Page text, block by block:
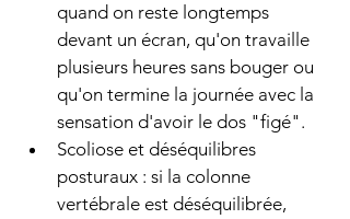
quand on reste longtemps
devant un écran, qu'on travaille
plusieurs heures sans bouger ou
qu'on termine la journée avec la
sensation d'avoir le dos "figé".
Scoliose et déséquilibres
posturaux : si la colonne
vertébrale est déséquilibrée,